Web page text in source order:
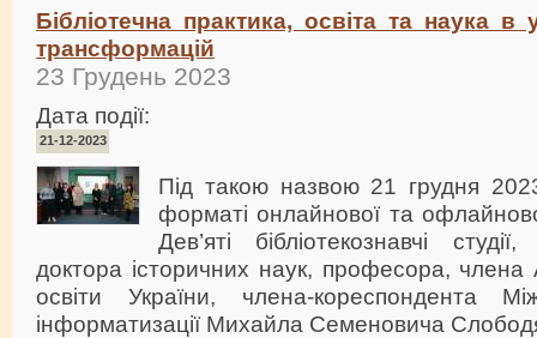
Бібліотечна практика, освіта та наука в
трансформацій
23 Грудень 2023
Дата події:
21-12-2023
Під такою назвою 21 грудня
форматі онлайнової та
Дев’яті бібліотекознавчі
доктора історичних наук, професора, члена
освіти України, члена-кореспондента
інформатизації Михайла Семеновича